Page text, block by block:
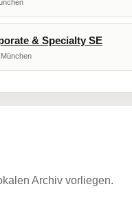
& Specialty SE
Archiv vorliegen.